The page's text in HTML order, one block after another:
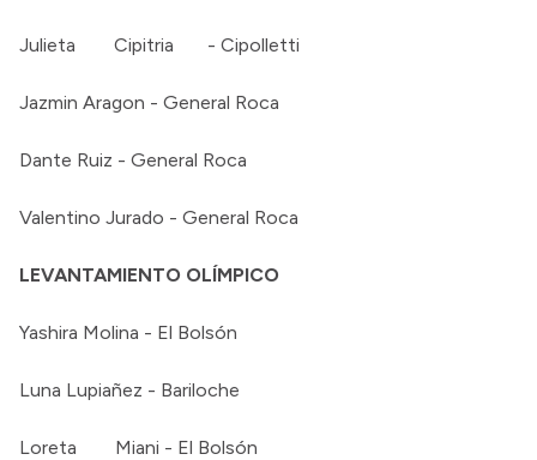
Julieta Cipitria - Cipolletti
Jazmin Aragon - General Roca
Dante Ruiz - General Roca
Valentino Jurado - General Roca
LEVANTAMIENTO OLÍMPICO
Yashira Molina - El Bolsón
Luna Lupiañez - Bariloche
Loreta Miani - El Bolsón